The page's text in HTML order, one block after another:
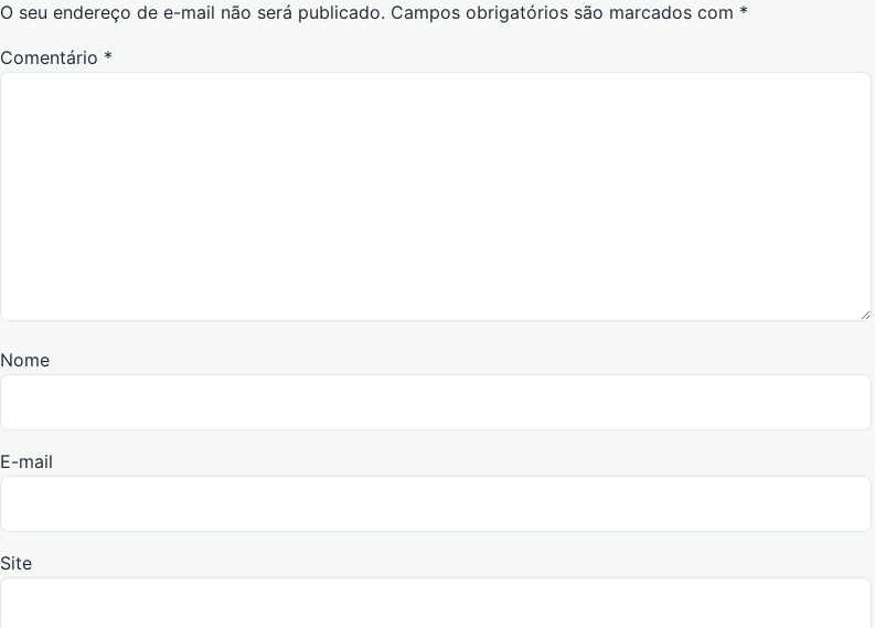
O seu endereço de e-mail não será publicado. Campos obrigatórios são marcados com *
Comentário *
Nome
E-mail
Site